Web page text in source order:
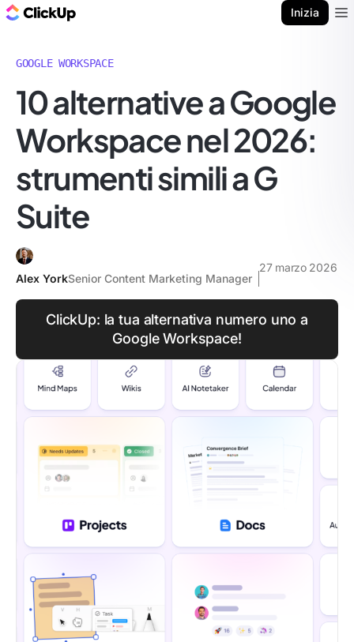
Inizia
GOOGLE WORKSPACE
10 alternative a Google
Workspace nel 2026:
strumenti simili a G
Suite
Alex YorkSenior Content Marketing Manager
27 marzo 2026
ClickUp: la tua alternativa numero uno a
Google Workspace!